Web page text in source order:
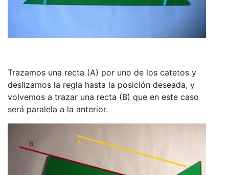
Trazamos una recta (A) por uno de los catetos y
deslizamos la regla hasta la posición deseada, y
volvemos a trazar una recta (B) que en este caso
será paralela a la anterior.